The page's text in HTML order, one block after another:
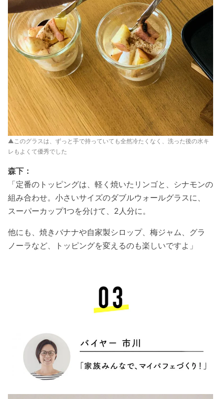
▲このグラスは、ずっと手で持っていても全然冷たくなく、洗った後の水キ
レもよくて優秀でした
森下：
「定番のトッピングは、軽く焼いたリンゴと、シナモンの
組み合わせ。小さいサイズのダブルウォールグラスに、
スーパーカップ1つを分けて、2人分に。
他にも、焼きバナナや自家製シロップ、梅ジャム、グラ
ノーラなど、トッピングを変えるのも楽しいですよ」